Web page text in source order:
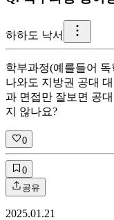
하하도 낙서
학부과정(예를들어
나와도 지방권 공대
과 면접만 잘보면 공
지 않나요?
0
0
공유
2025.01.21